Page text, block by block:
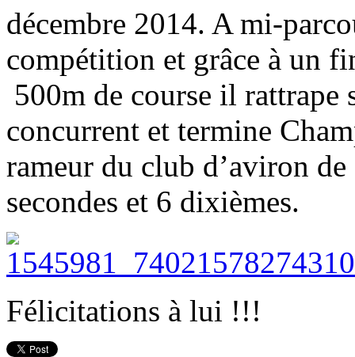
décembre 2014. A mi-
compétition et grâce à un
500m de course il rattrape
concurrent et termine
rameur du club d’aviron
secondes et 6 dixièmes.
Félicitations à lui !!!